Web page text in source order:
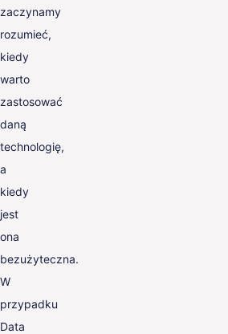
zaczynamy
rozumieć,
kiedy
warto
zastosować
daną
technologię,
a
kiedy
jest
ona
bezużyteczna.
W
przypadku
Data